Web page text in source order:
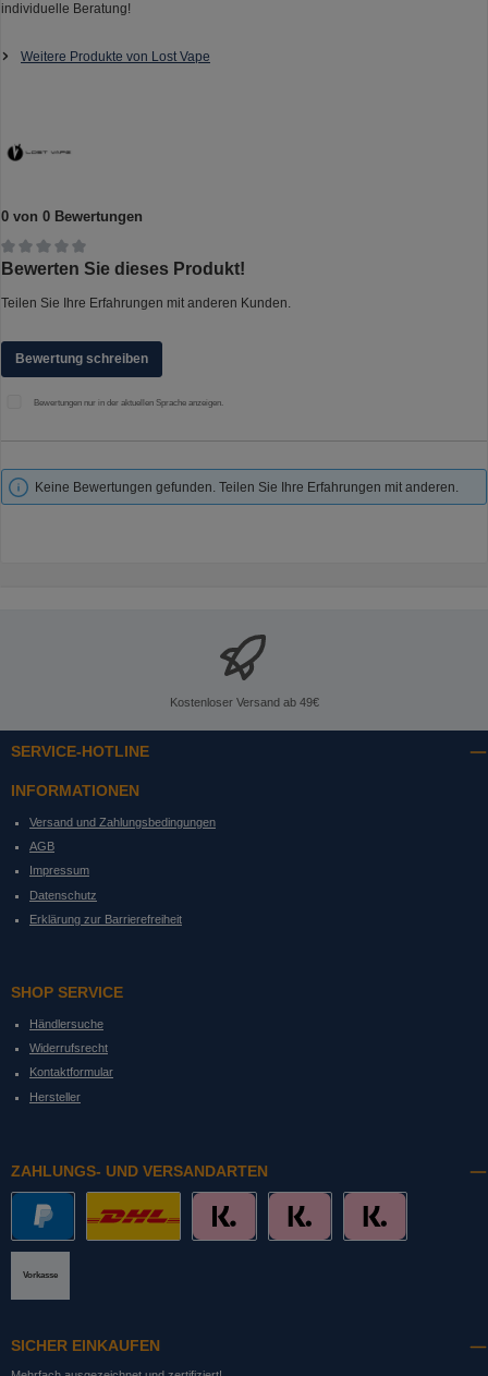
individuelle Beratung!
Weitere Produkte von Lost Vape
0 von 0 Bewertungen
Durchschnittliche Bewertung von 0 von 5 Sternen
Bewerten Sie dieses Produkt!
Teilen Sie Ihre Erfahrungen mit anderen Kunden.
Bewertung schreiben
Bewertungen nur in der aktuellen Sprache anzeigen.
Keine Bewertungen gefunden. Teilen Sie Ihre Erfahrungen mit anderen.
Kostenloser Versand ab 49€
SERVICE-HOTLINE
INFORMATIONEN
Versand und Zahlungsbedingungen
AGB
Impressum
Datenschutz
Erklärung zur Barrierefreiheit
SHOP SERVICE
Händlersuche
Widerrufsrecht
Kontaktformular
Hersteller
ZAHLUNGS- UND VERSANDARTEN
Vorkasse
SICHER EINKAUFEN